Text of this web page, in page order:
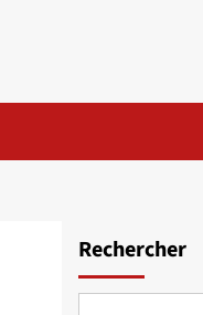
Rechercher